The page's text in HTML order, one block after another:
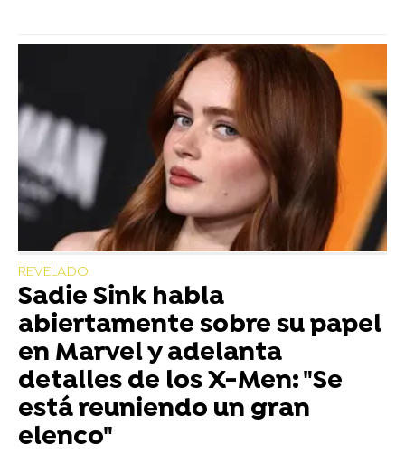
REVELADO
Sadie Sink habla
abiertamente sobre su papel
en Marvel y adelanta
detalles de los X-Men: "Se
está reuniendo un gran
elenco"